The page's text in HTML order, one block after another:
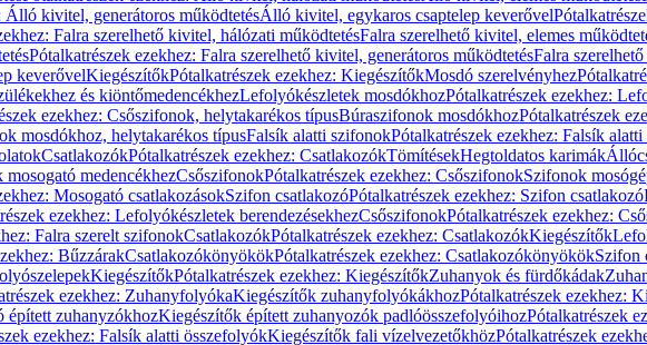
Álló kivitel, generátoros működtetésÁlló kivitel, egykaros csaptelep keverővel
Falra szerelhető kivitel, hálózati működtetésFalra szerelhető kivitel, elemes
Pótalkatrészek ezekhez: Falra szerelhető kivitel, generátoros működtetésFalra
keverővelKiegészítőkPótalkatrészek ezekhez: KiegészítőkMosdó szerelvényhez
és kiöntőmedencékhezLefolyókészletek mosdókhozPótalkatrészek ezekhez:
ezekhez: Csőszifonok, helytakarékos típusBúraszifonok mosdókhozPótalkatrészek
mosdókhoz, helytakarékos típusFalsík alatti szifonokPótalkatrészek ezekhez: Falsík
CsatlakozókPótalkatrészek ezekhez: CsatlakozókTömítésekHegtoldatos karimák
medencékhezCsőszifonokPótalkatrészek ezekhez: CsőszifonokSzifonok
Mosogató csatlakozásokSzifon csatlakozóPótalkatrészek ezekhez: Szifon csatlakozó
ezekhez: Lefolyókészletek berendezésekhezCsőszifonokPótalkatrészek ezekhez:
Falra szerelt szifonokCsatlakozókPótalkatrészek ezekhez: CsatlakozókKiegészítők
BűzzárakCsatlakozókönyökökPótalkatrészek ezekhez: CsatlakozókönyökökSzifon
KiegészítőkPótalkatrészek ezekhez: KiegészítőkZuhanyok és fürdőkádak
ezekhez: ZuhanyfolyókaKiegészítők zuhanyfolyókákhozPótalkatrészek ezekhez:
épített zuhanyzókhozKiegészítők épített zuhanyozók padlóösszefolyóihozPótalkatrészek
ezekhez: Falsík alatti összefolyókKiegészítők fali vízelvezetőkhözPótalkatrészek